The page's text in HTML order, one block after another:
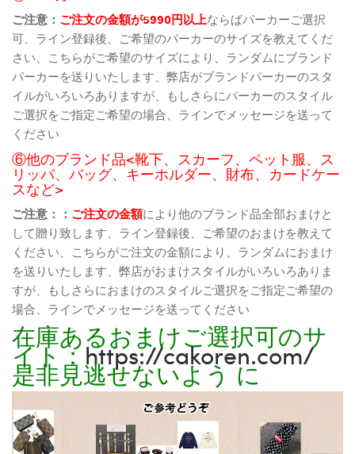
ご注意： ご注文の金額が5990円以上ならばパーカーご選択
可、ライン登録後、ご希望のパーカーのサイズを教えてくだ
さい、こちらがご希望のサイズにより、ランダムにブランド
パーカーを送りいたします、弊店がブランドパーカーのスタ
イルがいろいろありますが、もしさらにパーカーのスタイル
ご選択をご指定ご希望の場合、ラインでメッセージを送って
ください
⑥他のブランド品<靴下、スカーフ、ペット服、ス
リッパ、バッグ、キーホルダー、財布、カードケー
スなど>
ご注意：： ご注文の金額により他のブランド品全部おまけと
して贈り致します、ライン登録後、ご希望のおまけを教えて
ください、こちらがご注文の金額により、ランダムにおまけ
を送りいたします、弊店がおまけスタイルがいろいろありま
すが、もしさらにおまけのスタイルご選択をご指定ご希望の
場合、ラインでメッセージを送ってください
在庫あるおまけご選択可のサ
イト：https://cakoren.com/
是非見逃せないよう に